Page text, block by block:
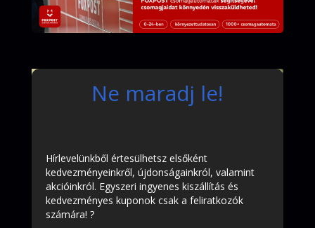
Ne maradj le!
Hírlevelünkből értesülhetsz elsőként
kedvezményeinkről, újdonságainkról, valamint
akcióinkról. Egyszeri ingyenes kiszállítás és
kedvezményes kuponok csak a feliratkozók
számára! ?